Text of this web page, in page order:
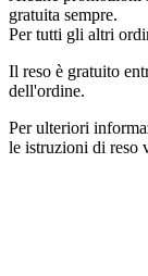
gratuita sempre.
Per tutti gli altri
Il reso è gratuito
dell'ordine.
Per ulteriori
le istruzioni di reso